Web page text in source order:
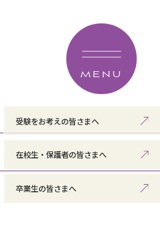
MENU
受験をお考えの皆さまへ
在校生・保護者の皆さまへ
卒業生の皆さまへ